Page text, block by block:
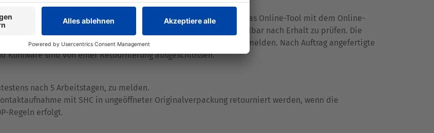
https://pharma-retouren.ch/de#/spirig/glnonline über das Online-Tool mit dem Online-
geregelt. Der Kunde hat die gelieferten Produkte unmittelbar nach Erhalt zu prüfen. Die
innerhalb von 5 Arbeitstagen nach Erhalt, schriftlich zu melden. Nach Auftrag angefertigte
Kühlware sind von einer Retournierung ausgeschlossen.
nach 5 Arbeitstagen, zu melden.
mit SHC in ungeöffneter Originalverpackung retourniert werden, wenn die
Regeln erfolgt.